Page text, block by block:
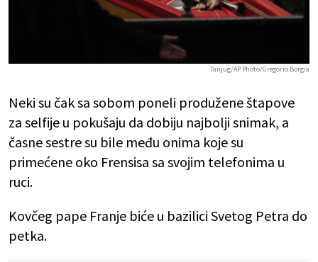
Tanjug/AP Photo/Gregorio Borgia
Neki su čak sa sobom poneli produžene štapove
za selfije u pokušaju da dobiju najbolji snimak, a
časne sestre su bile među onima koje su
primećene oko Frensisa sa svojim telefonima u
ruci.
Kovčeg pape Franje biće u bazilici Svetog Petra do
petka.